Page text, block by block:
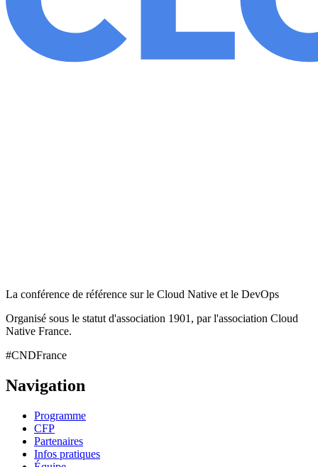
La conférence de référence sur le Cloud Native et le DevOps
Organisé sous le statut d'association 1901, par l'association Cloud
Native France.
#CNDFrance
Navigation
Programme
CFP
Partenaires
Infos pratiques